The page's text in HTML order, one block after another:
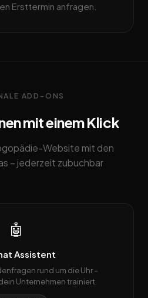
Ersttermin anfragen.
ADD-ONS
mit einem Klick
Website mit den
– jederzeit zubuchbar
🤖
Assistent
rund um die Uhr –
Unternehmen trainiert.